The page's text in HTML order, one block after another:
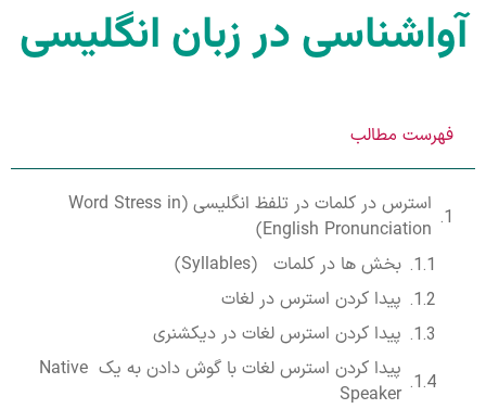
در زبان انگلیسی
فهرست مطالب
استرس در کلمات در تلفظ انگلیسی (Word Stress in
English Pronunciation)
بخش ها در کلمات (Syllables)
پیدا کردن استرس در لغات
پیدا کردن استرس لغات در دیکشنری
پیدا کردن استرس لغات با گوش دادن به یک Native
Speaker